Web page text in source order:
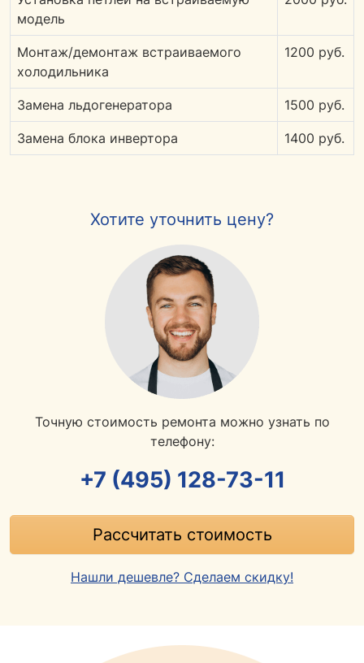
модель
Монтаж/демонтаж встраиваемого
холодильника
1200 руб.
Замена льдогенератора 1500 руб.
Замена блока инвертора 1400 руб.
Хотите уточнить цену?
Точную стоимость ремонта можно узнать по
телефону:
+7 (495) 128-73-11
Рассчитать стоимость
Нашли дешевле? Сделаем скидку!